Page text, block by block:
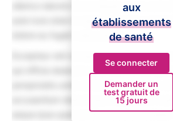
ullamco laboris nisi ut aliquip ex ea
aute irure dolor in reprehenderit in
dolore eu fugiat nulla pariatur.
Excepteur sint occaecat cupidatat non
qui officia deserunt mollit anim id est
perspiciatis unde omnis iste natus error
accusantium doloremque laudantium,
eaque ipsa quae ab illo inventore veritatis.
aux
établissements
de santé
Se connecter
Demander un
test gratuit de
15 jours